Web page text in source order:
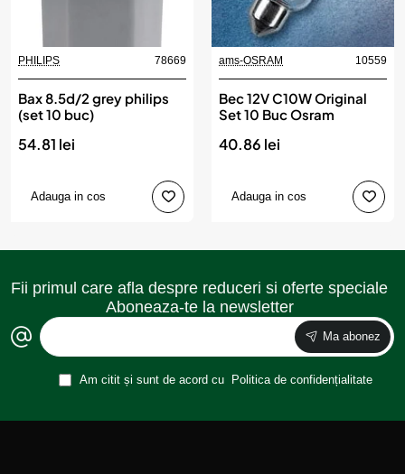
PHILIPS 78669
Bax 8.5d/2 grey philips
(set 10 buc)
54.81 lei
Adauga in cos
ams-OSRAM 10559
Bec 12V C10W Original
Set 10 Buc Osram
40.86 lei
Adauga in cos
Fii primul care afla despre reduceri si oferte speciale
Aboneaza-te la newsletter
Ma abonez
Am citit și sunt de acord cu Politica de confidențialitate